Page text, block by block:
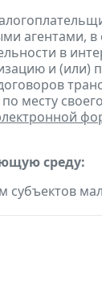
агентами,
в
и (или)
месту
среду:
субъектов